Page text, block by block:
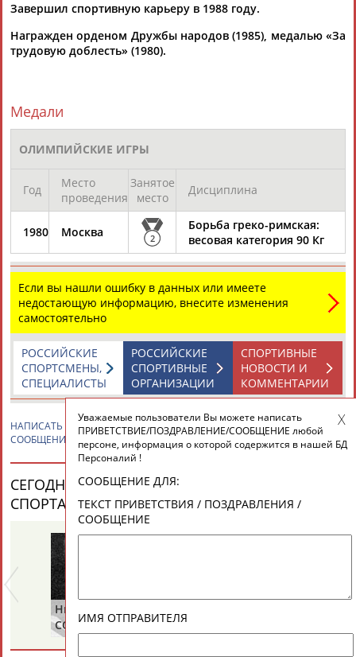
©
Разработка и поддержка ООО НАИТ «Стадион»
Адресов в новостной рассылке: 996
Завершил спортивную карьеру в 1988 году.
Награжден орденом Дружбы народов (1985), медалью «За
трудовую доблесть» (1980).
Медали
ОЛИМПИЙСКИЕ ИГРЫ
Год
Место
проведения
Занятое
место
Дисциплина
1980 Москва 2
Борьба греко-римская:
весовая категория 90 Кг
Если вы нашли ошибку в данных или имеете
недостающую информацию, внесите изменения
самостоятельно
СПОРТИВНЫЕ
НОВОСТИ И
КОММЕНТАРИИ
РОССИЙСКИЕ
СПОРТИВНЫЕ
ОРГАНИЗАЦИИ
РОССИЙСКИЕ
СПОРТСМЕНЫ,
СПЕЦИАЛИСТЫ
НАПИСАТЬ Игорь КАНЫГИНПРИВЕТСТВИЕ / ПОЗДРАВЛЕНИЕ /
СООБЩЕНИЕ
СЕГОДНЯ ДЕНЬ РОЖДЕНИЯ У ПЕРСОН ИЗ МИРА
СПОРТА (25 ПЕРСОНАЛИЙ)
ВЕСЬ СПИСОК
Николай
СОЛОГУБОВ
Уважаемые пользователи Вы можете написать
ПРИВЕТСТВИЕ/ПОЗДРАВЛЕНИЕ/СООБЩЕНИЕ любой
персоне, информация о которой содержится в нашей БД
Персоналий !
СООБЩЕНИЕ ДЛЯ:
ТЕКСТ ПРИВЕТСТВИЯ / ПОЗДРАВЛЕНИЯ /
СООБЩЕНИЕ
ИМЯ ОТПРАВИТЕЛЯ